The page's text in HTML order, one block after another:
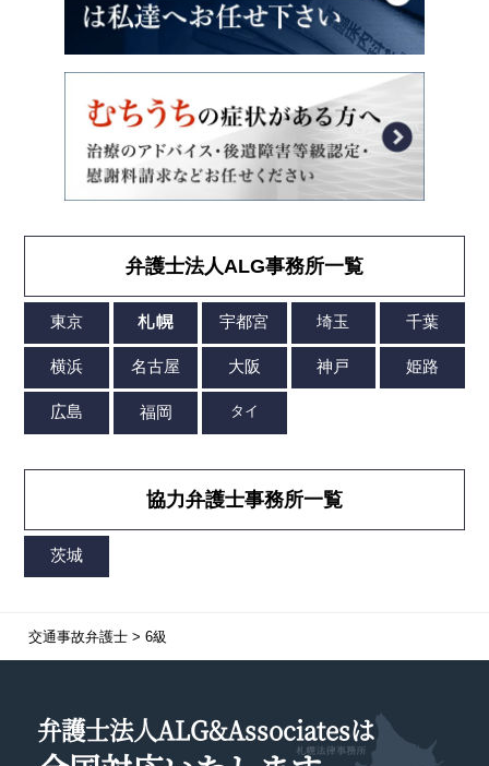
弁護士法人ALG事務所一覧
協力弁護士事務所一覧
交通事故弁護士> 6級
弁護士法人ALG&Associatesは